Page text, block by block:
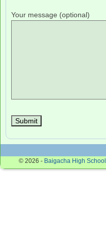
Your message (optional)
© 2026 - Baigacha High School